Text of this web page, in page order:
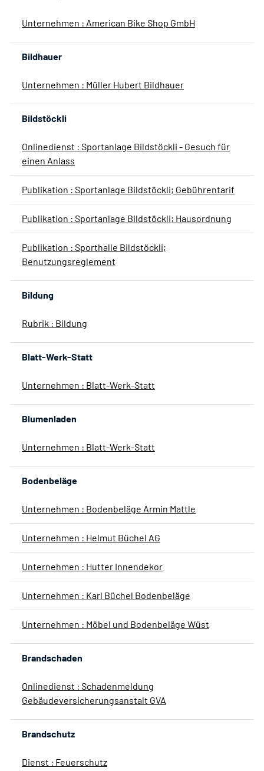
Unternehmen : American Bike Shop GmbH
Bildhauer
Unternehmen : Müller Hubert Bildhauer
Bildstöckli
Onlinedienst : Sportanlage Bildstöckli - Gesuch für
einen Anlass
Publikation : Sportanlage Bildstöckli; Gebührentarif
Publikation : Sportanlage Bildstöckli; Hausordnung
Publikation : Sporthalle Bildstöckli;
Benutzungsreglement
Bildung
Rubrik : Bildung
Blatt-Werk-Statt
Unternehmen : Blatt-Werk-Statt
Blumenladen
Unternehmen : Blatt-Werk-Statt
Bodenbeläge
Unternehmen : Bodenbeläge Armin Mattle
Unternehmen : Helmut Büchel AG
Unternehmen : Hutter Innendekor
Unternehmen : Karl Büchel Bodenbeläge
Unternehmen : Möbel und Bodenbeläge Wüst
Brandschaden
Onlinedienst : Schadenmeldung
Gebäudeversicherungsanstalt GVA
Brandschutz
Dienst : Feuerschutz